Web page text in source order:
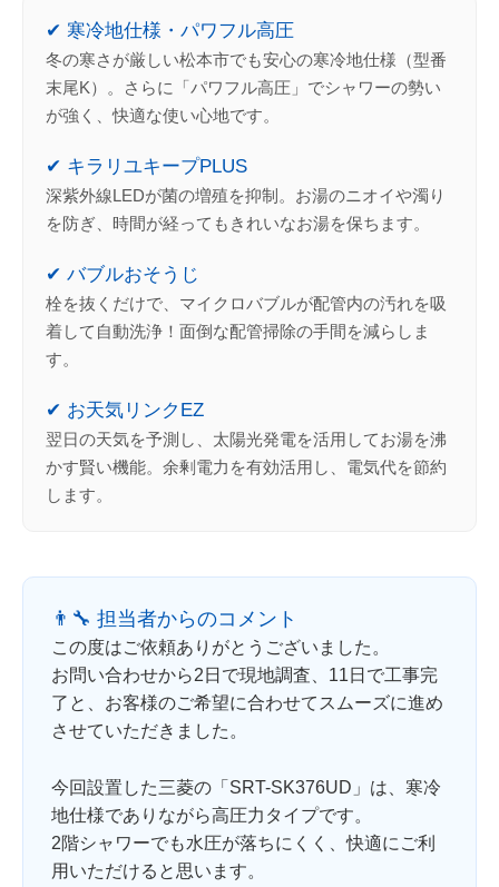
✔ 寒冷地仕様・パワフル高圧
冬の寒さが厳しい松本市でも安心の寒冷地仕様（型番
末尾K）。さらに「パワフル高圧」でシャワーの勢い
が強く、快適な使い心地です。
✔ キラリユキープPLUS
深紫外線LEDが菌の増殖を抑制。お湯のニオイや濁り
を防ぎ、時間が経ってもきれいなお湯を保ちます。
✔ バブルおそうじ
栓を抜くだけで、マイクロバブルが配管内の汚れを吸
着して自動洗浄！面倒な配管掃除の手間を減らしま
す。
✔ お天気リンクEZ
翌日の天気を予測し、太陽光発電を活用してお湯を沸
かす賢い機能。余剰電力を有効活用し、電気代を節約
します。
👨‍🔧 担当者からのコメント
この度はご依頼ありがとうございました。
お問い合わせから2日で現地調査、11日で工事完
了と、お客様のご希望に合わせてスムーズに進め
させていただきました。
今回設置した三菱の「SRT-SK376UD」は、寒冷
地仕様でありながら高圧力タイプです。
2階シャワーでも水圧が落ちにくく、快適にご利
用いただけると思います。